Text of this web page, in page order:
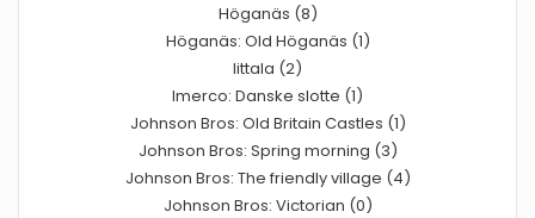
Höganäs (8)
Höganäs: Old Höganäs (1)
Iittala (2)
Imerco: Danske slotte (1)
Johnson Bros: Old Britain Castles (1)
Johnson Bros: Spring morning (3)
Johnson Bros: The friendly village (4)
Johnson Bros: Victorian (0)